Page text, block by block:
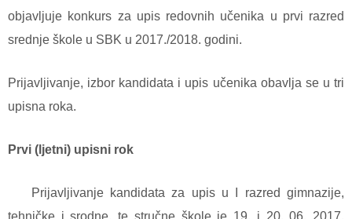
objavljuje konkurs za upis redovnih učenika u prvi razred
srednje škole u SBK u 2017./2018. godini.
Prijavljivanje, izbor kandidata i upis učenika obavlja se u tri
upisna roka.
Prvi (ljetni) upisni rok
Prijavljivanje kandidata za upis u I razred gimnazije,
tehničke i srodne, te stručne škole je 19. i 20. 06. 2017.